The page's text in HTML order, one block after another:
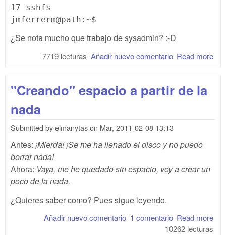
17 sshfs
jmferrerm@path:~$
¿Se nota mucho que trabajo de sysadmin? :-D
Read more
Añadir nuevo comentario
7719 lecturas
"Creando" espacio a partir de la
nada
Submitted byelmanytason Mar, 2011-02-08 13:13
Antes: ¡Mierda! ¡Se me ha llenado el disco y no puedo
borrar nada!
Ahora: Vaya, me he quedado sin espacio, voy a crear un
poco de la nada.
¿Quieres saber como? Pues sigue leyendo.
Read more
1 comentario
Añadir nuevo comentario
10262 lecturas